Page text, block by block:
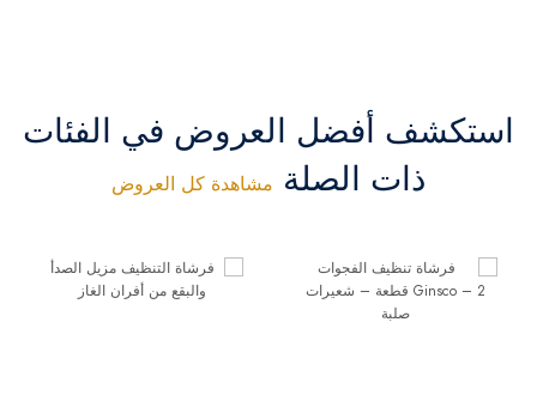
استكشف أفضل العروض في الفئات
ذات الصلة مشاهدة كل العروض